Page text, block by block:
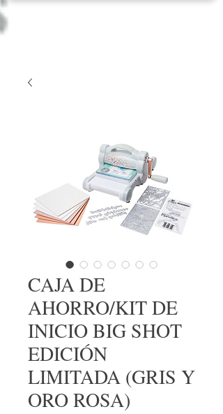
CAJA DE
AHORRO/KIT DE
INICIO BIG SHOT
EDICIÓN
LIMITADA (GRIS Y
ORO ROSA)